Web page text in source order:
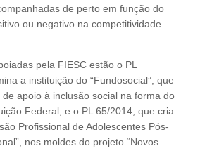
de perto em função do
ou negativo na competitividade
pela FIESC estão o PL
a instituição do “Fundosocial”, que
apoio à inclusão social na forma do
Federal, e o PL 65/2014, que cria
Profissional de Adolescentes Pós-
nos moldes do projeto “Novos